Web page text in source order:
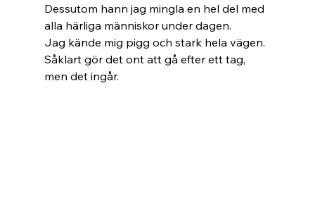
Dessutom hann jag mingla en hel del med
alla härliga människor under dagen.
Jag kände mig pigg och stark hela vägen.
Såklart gör det ont att gå efter ett tag,
men det ingår.